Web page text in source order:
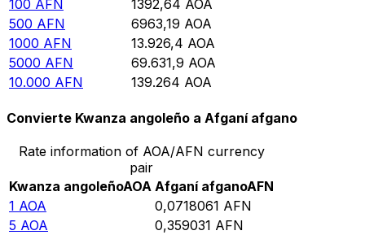
100 AFN 1392,64 AOA
500 AFN 6963,19 AOA
1000 AFN 13.926,4 AOA
5000 AFN 69.631,9 AOA
10.000 AFN 139.264 AOA
Convierte Kwanza angoleño a Afganí afgano
Rate information of AOA/AFN currency
pair
Kwanza angoleñoAOA Afganí afganoAFN
1 AOA 0,0718061 AFN
5 AOA 0,359031 AFN